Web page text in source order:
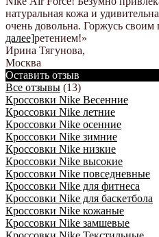
натуральная кожа и
очень довольна. Горжусь своим
далее]ретением!»
Ирина Тягунова,
Москва
Оставить отзыв
Все отзывы (13)
Кроссовки Nike Весенние
Кроссовки Nike летние
Кроссовки Nike осенние
Кроссовки Nike зимние
Кроссовки Nike низкие
Кроссовки Nike высокие
Кроссовки Nike повседневные
Кроссовки Nike для фитнеса
Кроссовки Nike для баскетбола
Кроссовки Nike кожаные
Кроссовки Nike замшевые